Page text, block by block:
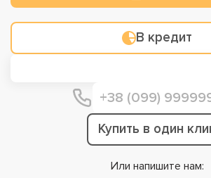
В кредит
Купить в один
Или напишите нам: